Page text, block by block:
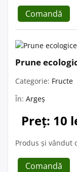
Comandă
Prune
Categorie: Fructe
În: Argeș
Preț: 10
Produs și vândut
Comandă